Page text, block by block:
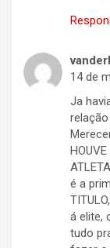
14 de
Ja
HOUVE
é a
á elite,
tudo